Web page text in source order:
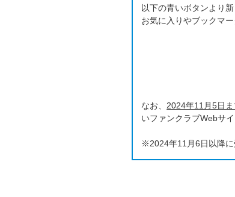
以下の青いボタンより
お気に入りやブックマ
なお、 2024年11月5日
いファンクラブWebサ
※2024年11月6日以降に